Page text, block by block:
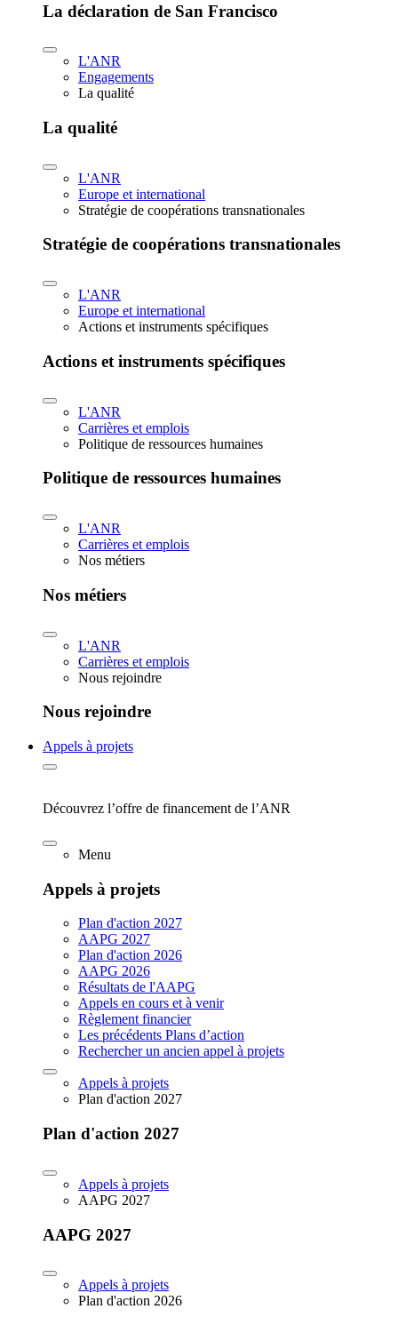
La déclaration de San Francisco
L'ANR
Engagements
La qualité
La qualité
L'ANR
Europe et international
Stratégie de coopérations transnationales
Stratégie de coopérations transnationales
L'ANR
Europe et international
Actions et instruments spécifiques
Actions et instruments spécifiques
L'ANR
Carrières et emplois
Politique de ressources humaines
Politique de ressources humaines
L'ANR
Carrières et emplois
Nos métiers
Nos métiers
L'ANR
Carrières et emplois
Nous rejoindre
Nous rejoindre
Appels à projets
Découvrez l’offre de financement de l’ANR
Menu
Appels à projets
Plan d'action 2027
AAPG 2027
Plan d'action 2026
AAPG 2026
Résultats de l'AAPG
Appels en cours et à venir
Règlement financier
Les précédents Plans d’action
Rechercher un ancien appel à projets
Appels à projets
Plan d'action 2027
Plan d'action 2027
Appels à projets
AAPG 2027
AAPG 2027
Appels à projets
Plan d'action 2026